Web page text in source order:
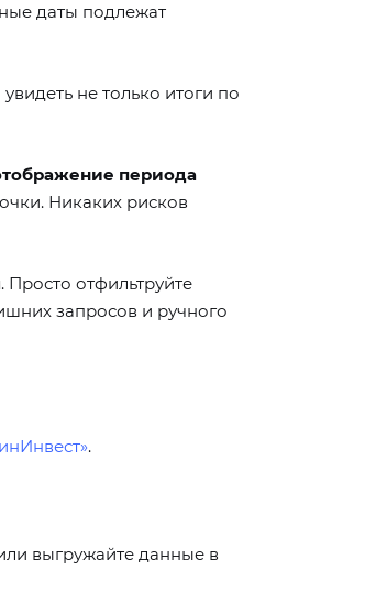
даты подлежат
не только итоги по
периода
Никаких рисков
. Просто отфильтруйте
запросов и ручного
.
выгружайте данные в